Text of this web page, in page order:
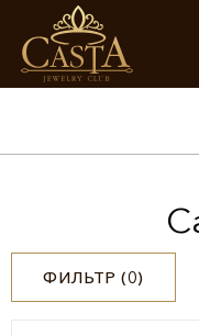
ФИЛЬТР (0)